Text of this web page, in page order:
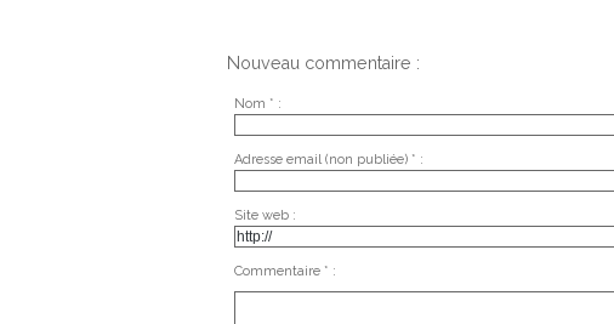
Nouveau commentaire :
Nom * :
Adresse email (non publiée) * :
Site web :
Commentaire * :